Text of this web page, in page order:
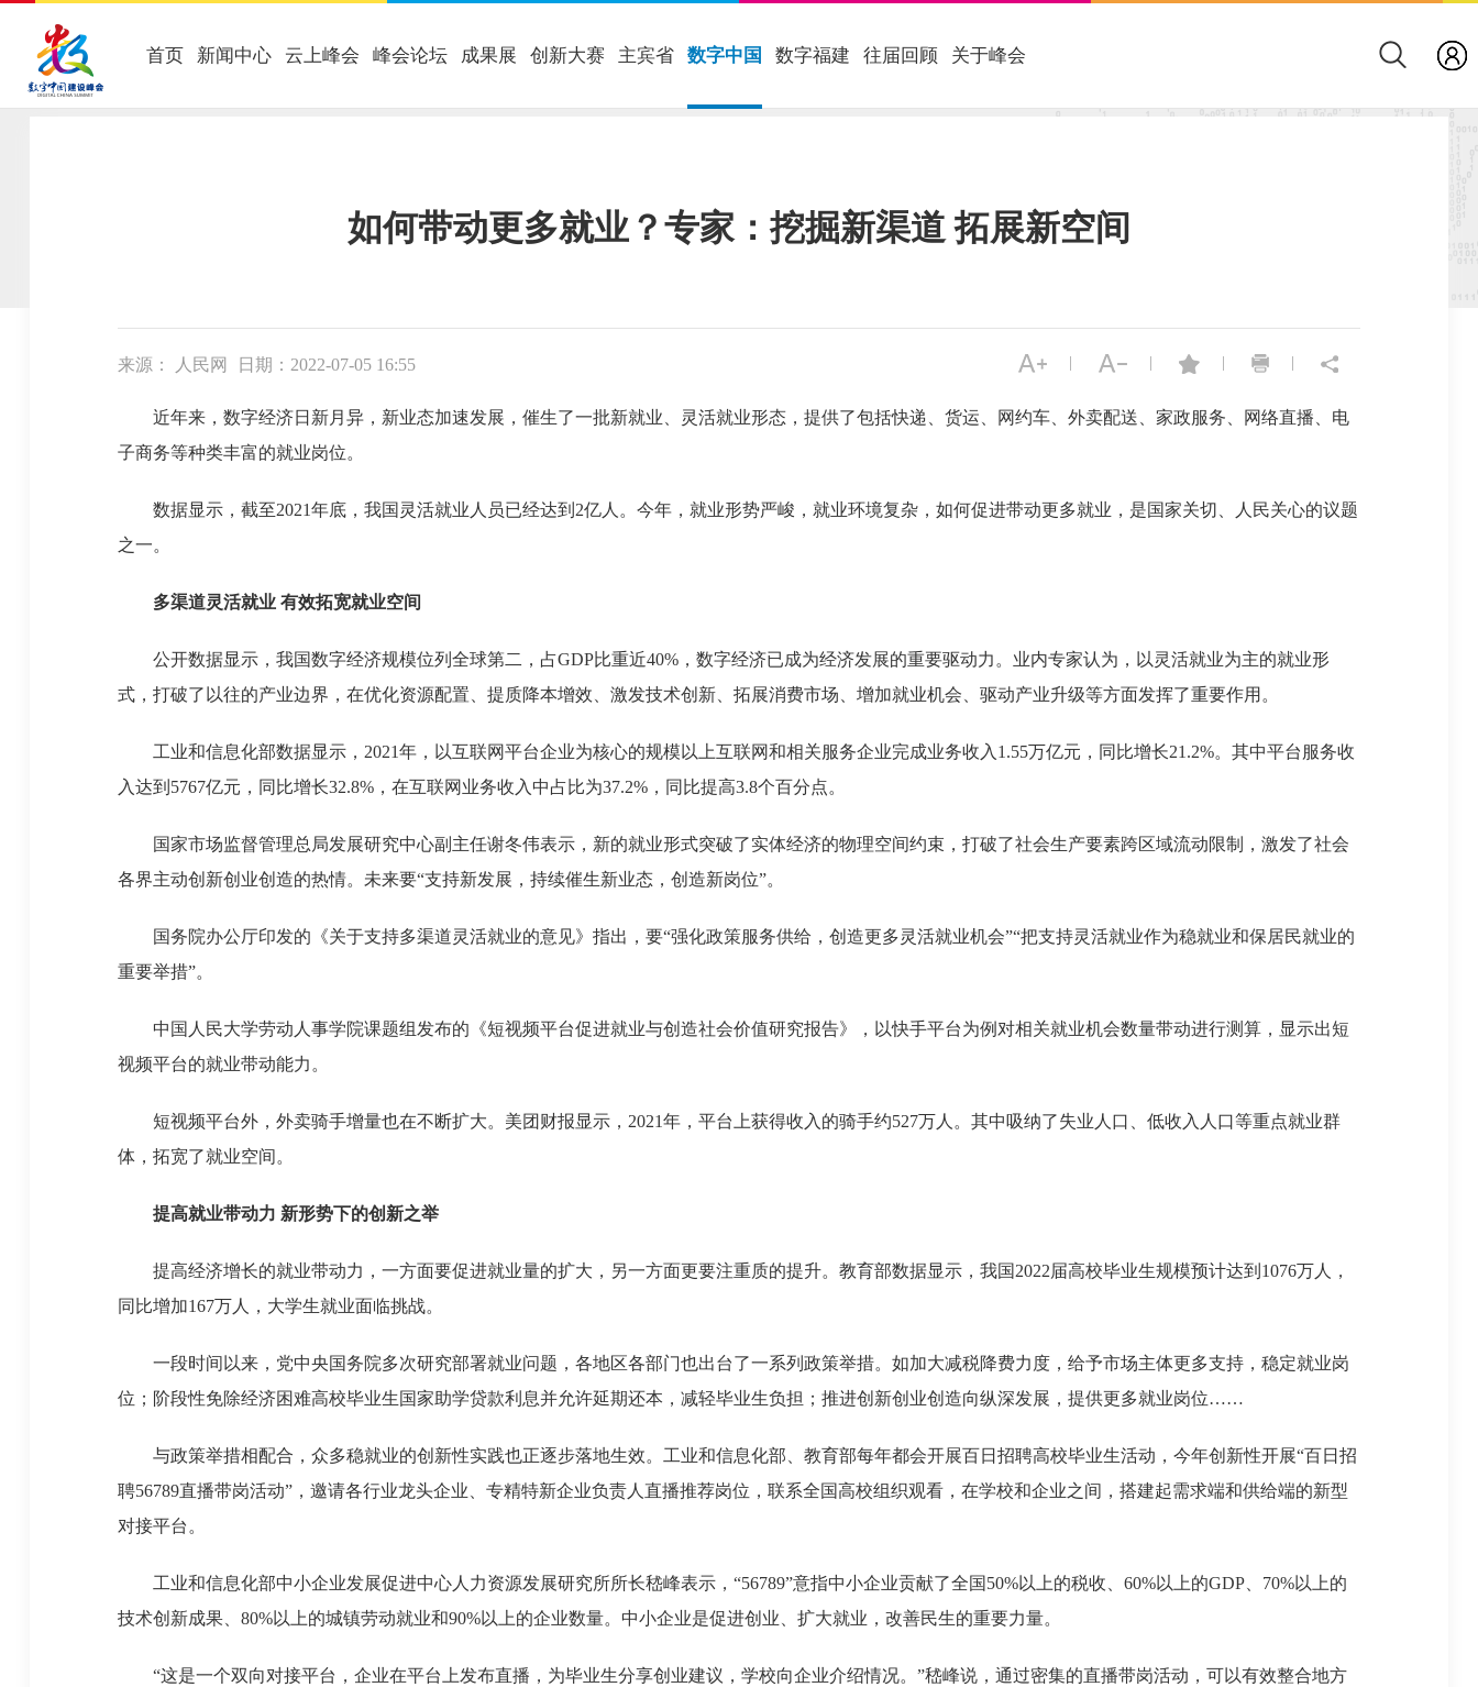
首页 新闻中心 云上峰会 峰会论坛 成果展 创新大赛 主宾省 数字中国 数字福建 往届回顾 关于峰会
当前位置： -数字中国 -理论经验交流
如何带动更多就业？专家：挖掘新渠道 拓展新空间
来源： 人民网 日期：2022-07-05 16:55
近年来，数字经济日新月异，新业态加速发展，催生了一批新就业、灵活就业形态，提供了包括快递、货运、网约车、外卖配送、家政服务、网络直播、电
子商务等种类丰富的就业岗位。
数据显示，截至2021年底，我国灵活就业人员已经达到2亿人。今年，就业形势严峻，就业环境复杂，如何促进带动更多就业，是国家关切、人民关心的议题
之一。
多渠道灵活就业 有效拓宽就业空间
公开数据显示，我国数字经济规模位列全球第二，占GDP比重近40%，数字经济已成为经济发展的重要驱动力。业内专家认为，以灵活就业为主的就业形
式，打破了以往的产业边界，在优化资源配置、提质降本增效、激发技术创新、拓展消费市场、增加就业机会、驱动产业升级等方面发挥了重要作用。
工业和信息化部数据显示，2021年，以互联网平台企业为核心的规模以上互联网和相关服务企业完成业务收入1.55万亿元，同比增长21.2%。其中平台服务收
入达到5767亿元，同比增长32.8%，在互联网业务收入中占比为37.2%，同比提高3.8个百分点。
国家市场监督管理总局发展研究中心副主任谢冬伟表示，新的就业形式突破了实体经济的物理空间约束，打破了社会生产要素跨区域流动限制，激发了社会
各界主动创新创业创造的热情。未来要“支持新发展，持续催生新业态，创造新岗位”。
国务院办公厅印发的《关于支持多渠道灵活就业的意见》指出，要“强化政策服务供给，创造更多灵活就业机会”“把支持灵活就业作为稳就业和保居民就业的
重要举措”。
中国人民大学劳动人事学院课题组发布的《短视频平台促进就业与创造社会价值研究报告》，以快手平台为例对相关就业机会数量带动进行测算，显示出短
视频平台的就业带动能力。
短视频平台外，外卖骑手增量也在不断扩大。美团财报显示，2021年，平台上获得收入的骑手约527万人。其中吸纳了失业人口、低收入人口等重点就业群
体，拓宽了就业空间。
提高就业带动力 新形势下的创新之举
提高经济增长的就业带动力，一方面要促进就业量的扩大，另一方面更要注重质的提升。教育部数据显示，我国2022届高校毕业生规模预计达到1076万人，
同比增加167万人，大学生就业面临挑战。
一段时间以来，党中央国务院多次研究部署就业问题，各地区各部门也出台了一系列政策举措。如加大减税降费力度，给予市场主体更多支持，稳定就业岗
位；阶段性免除经济困难高校毕业生国家助学贷款利息并允许延期还本，减轻毕业生负担；推进创新创业创造向纵深发展，提供更多就业岗位……
与政策举措相配合，众多稳就业的创新性实践也正逐步落地生效。工业和信息化部、教育部每年都会开展百日招聘高校毕业生活动，今年创新性开展“百日招
聘56789直播带岗活动”，邀请各行业龙头企业、专精特新企业负责人直播推荐岗位，联系全国高校组织观看，在学校和企业之间，搭建起需求端和供给端的新型
对接平台。
工业和信息化部中小企业发展促进中心人力资源发展研究所所长嵇峰表示，“56789”意指中小企业贡献了全国50%以上的税收、60%以上的GDP、70%以上的
技术创新成果、80%以上的城镇劳动就业和90%以上的企业数量。中小企业是促进创业、扩大就业，改善民生的重要力量。
“这是一个双向对接平台，企业在平台上发布直播，为毕业生分享创业建议，学校向企业介绍情况。”嵇峰说，通过密集的直播带岗活动，可以有效整合地方